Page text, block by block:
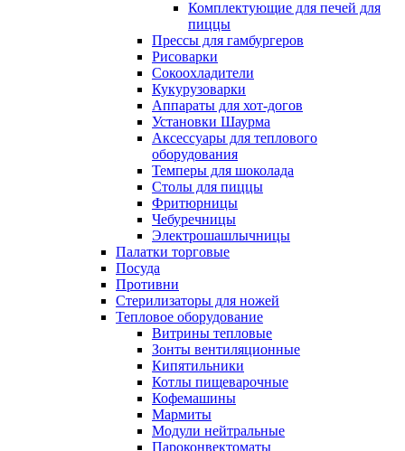
Комплектующие для печей для
пиццы
Прессы для гамбургеров
Рисоварки
Сокоохладители
Кукурузоварки
Аппараты для хот-догов
Установки Шаурма
Аксессуары для теплового
оборудования
Темперы для шоколада
Столы для пиццы
Фритюрницы
Чебуречницы
Электрошашлычницы
Палатки торговые
Посуда
Противни
Стерилизаторы для ножей
Тепловое оборудование
Витрины тепловые
Зонты вентиляционные
Кипятильники
Котлы пищеварочные
Кофемашины
Мармиты
Модули нейтральные
Пароконвектоматы